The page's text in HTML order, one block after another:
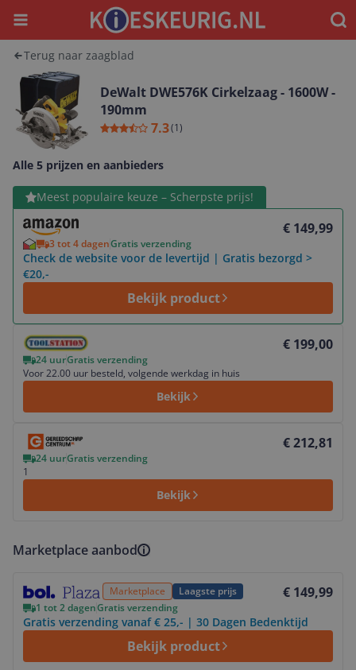
Menu
Terug naar zaagblad
DeWalt DWE576K Cirkelzaag - 1600W -
190mm
7.3(1)
Alle 5 prijzen en aanbieders
Meest populaire keuze – Scherpste prijs!
€ 149,99
3 tot 4 dagenGratis verzending
Check de website voor de levertijd | Gratis bezorgd >
€20,-
Bekijk product
Bekijk product
€ 199,00
24 uurGratis verzending
Voor 22.00 uur besteld, volgende werkdag in huis
Bekijk
Bekijk product
€ 212,81
24 uurGratis verzending
1
Bekijk
Bekijk product
Marketplace aanbod
Marketplace Laagste prijs € 149,99
1 tot 2 dagenGratis verzending
Gratis verzending vanaf € 25,- | 30 Dagen Bedenktijd
Bekijk product